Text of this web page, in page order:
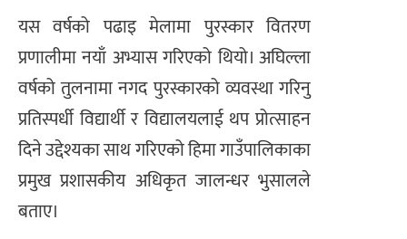
यस वर्षको पढाइ मेलामा पुरस्कार वितरण
प्रणालीमा नयाँ अभ्यास गरिएको थियो। अघिल्ला
वर्षको तुलनामा नगद पुरस्कारको व्यवस्था गरिनु
प्रतिस्पर्धी विद्यार्थी र विद्यालयलाई थप प्रोत्साहन
दिने उद्देश्यका साथ गरिएको हिमा गाउँपालिकाका
प्रमुख प्रशासकीय अधिकृत जालन्धर भुसालले
बताए।